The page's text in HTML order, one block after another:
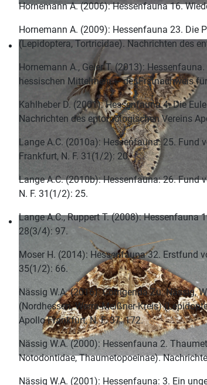
Hornemann A. (2006): Hessenfauna 16.
Hornemann A. (2009): Hessenfauna 23. Die
(Lepidoptera, Tortricidae). Nachrichten des
Hornemann A., Geier T. (2013):
hessischen Mittelrhein — der Erstnachweis
Kahlheber D. (2001): Hessenfauna 4. Die
Nachrichten des entomologischen Vereins
Lange A.C. (2010a): Hessenfauna: 25. Fund
Frankfurt, N. F. 31(1/2): 20.
Lange A.C. (2010b): Hessenfauna: 26. Fund
N. F. 31(1/2): 25.
Lange A.C., Ruppert T. (2008): Hessenfauna
28(3/4): 97.
Moser H. (2014): Hessenfauna 32. Erstfund
35(1/2): 66.
Nässig W.A. (2016): Corrigenda Zu: Nässig,
(Nordhessen, Werra-Meißner-Kreis)
Apollo Frankfurt, N. F. 37: 172.
Nässig W.A. (2000): Hessenfauna 2.
Notodontidae, Thaumetopoeinae).
Nässig W.A. (2001): Hessenfauna: 3. Ein